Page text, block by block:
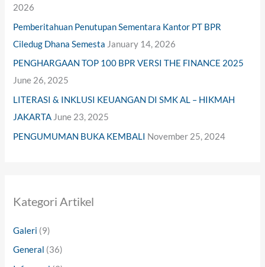
r
:
2026
Pemberitahuan Penutupan Sementara Kantor PT BPR
Ciledug Dhana Semesta January 14, 2026
PENGHARGAAN TOP 100 BPR VERSI THE FINANCE 2025
June 26, 2025
LITERASI & INKLUSI KEUANGAN DI SMK AL – HIKMAH
JAKARTA June 23, 2025
PENGUMUMAN BUKA KEMBALI November 25, 2024
Kategori Artikel
Galeri (9)
General (36)